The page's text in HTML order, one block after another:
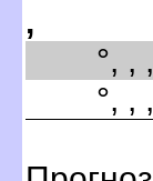
,
°, , ,
°, , ,